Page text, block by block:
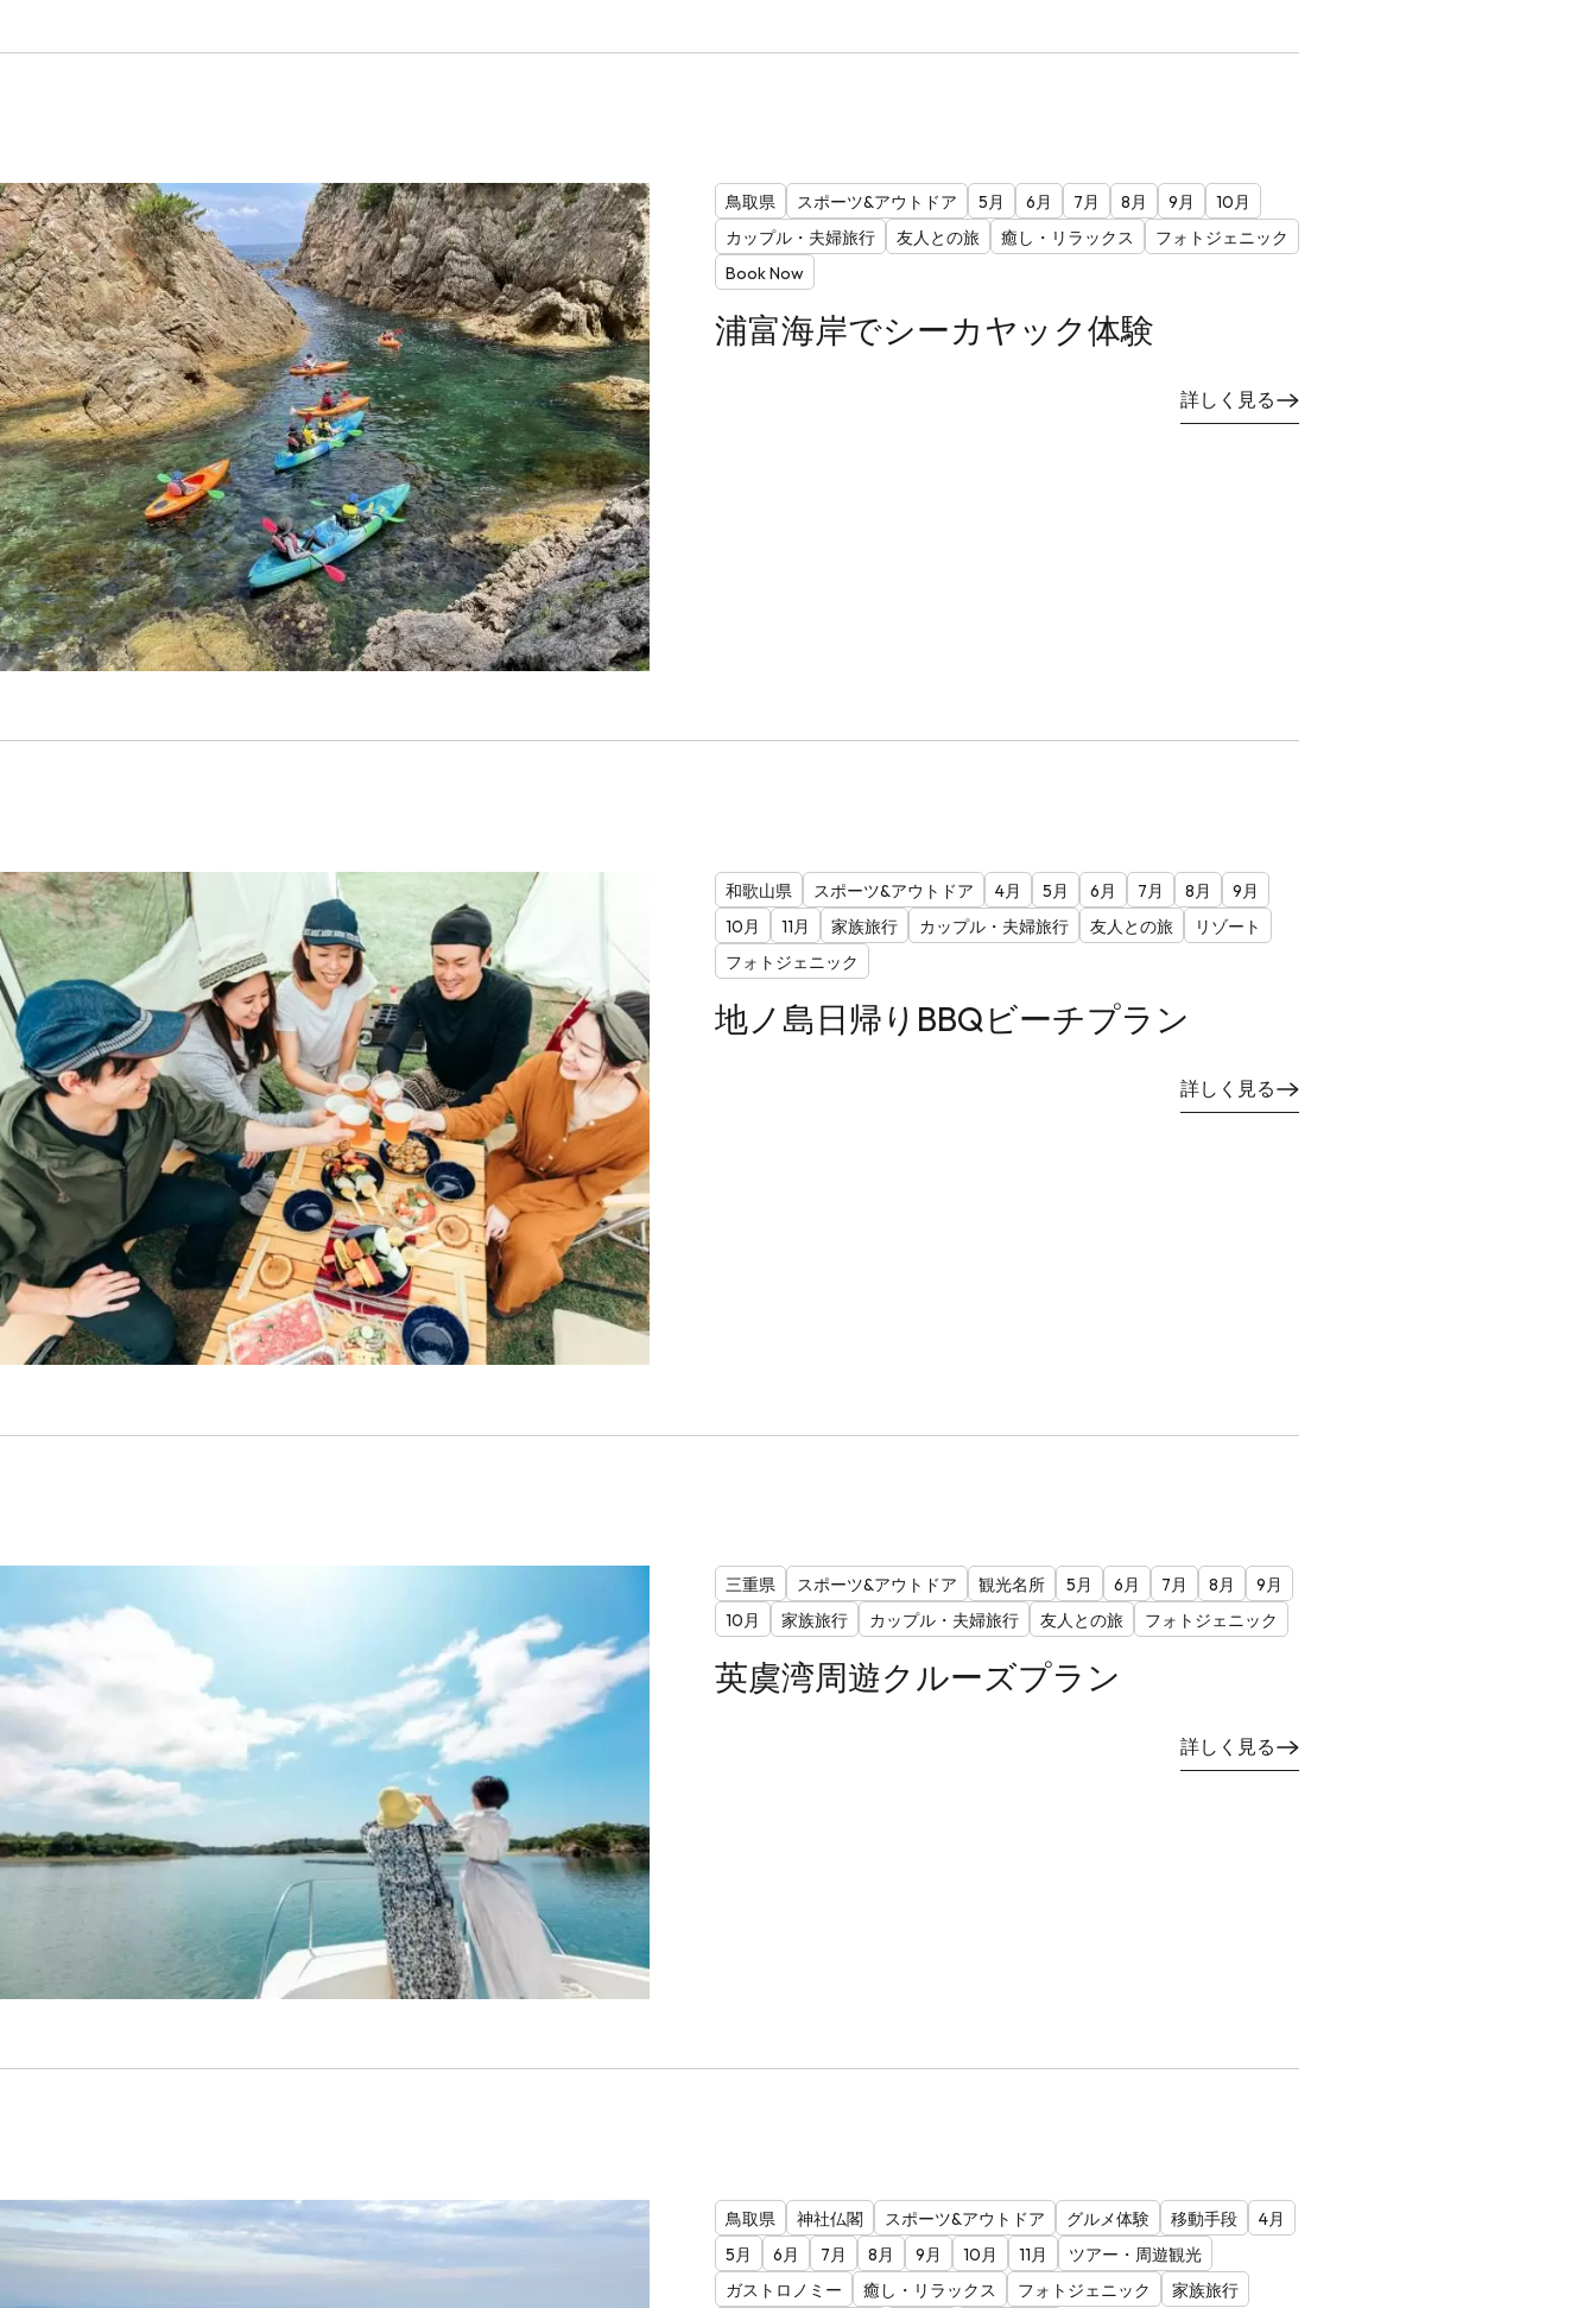
鳥取県 スポーツ&アウトドア 5月 6月 7月 8月 9月
10月
カップル・夫婦旅行
友人との旅 癒し・リラックス
フォトジェニック
Book Now
浦富海岸でシーカヤック体験
詳しく見る
和歌山県 スポーツ&アウトドア 4月 5月 6月 7月 8月
9月
10月
11月 家族旅行 カップル・夫婦旅行 友人との旅
リゾート
フォトジェニック
地ノ島日帰りBBQビーチプラン
詳しく見る
三重県 スポーツ&アウトドア 観光名所 5月 6月 7月 8月
9月
10月
家族旅行 カップル・夫婦旅行 友人との旅 フォトジェニック
英虞湾周遊クルーズプラン
詳しく見る
鳥取県 神社仏閣 スポーツ&アウトドア グルメ体験 移動手段
4月
5月
6月 7月 8月 9月 10月 11月
ツアー・周遊観光
ガストロノミー
癒し・リラックス フォトジェニック 家族旅行